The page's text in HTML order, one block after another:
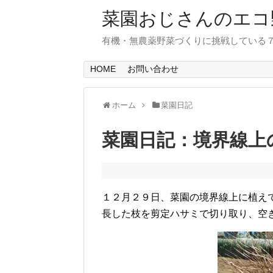
菜園おじさんのエ
有機・無農薬野菜づくりに挑戦している
HOME お問い合わせ
ホーム 菜園日記
菜園日記：境界線上
１２月２９日、菜園の境界線上に植
長した枝を剪定ハサミで切り取り、空